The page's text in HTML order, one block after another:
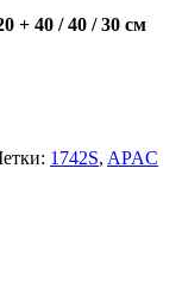
+ 40 / 40 / 30 см
1742S, APAC